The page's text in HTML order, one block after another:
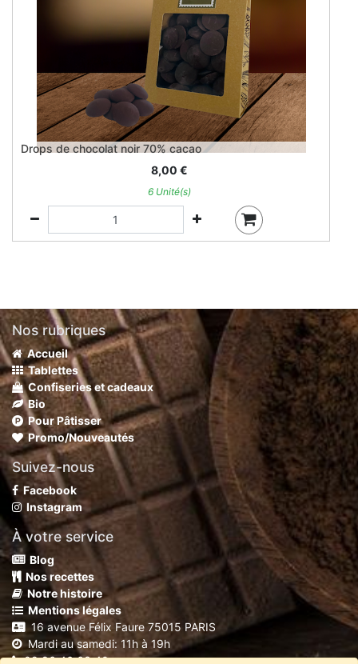
Drops de chocolat noir 70% cacao
8,00 €
6 Unité(s)
Nos rubriques
Accueil
Tablettes
Confiseries et cadeaux
Bio
Pour Pâtisser
Promo/Nouveautés
Suivez-nous
Facebook
Instagram
À votre service
Blog
Nos recettes
Notre histoire
Mentions légales
16 avenue Félix Faure 75015 PARIS
Mardi au samedi: 11h à 19h
09 86 46 63 40